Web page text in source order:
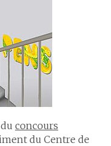
concours
du Centre de